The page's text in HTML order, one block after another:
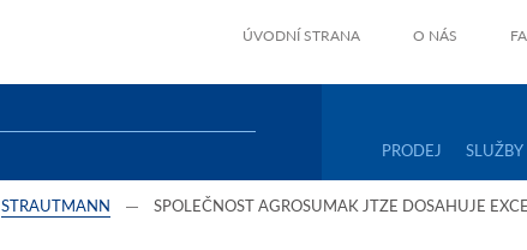
ÚVODNÍ STRANA O NÁS
PRODEJ SLUŽBY
STRAUTMANN
SPOLEČNOST AGROSUMAK JTZE DOSAHUJE